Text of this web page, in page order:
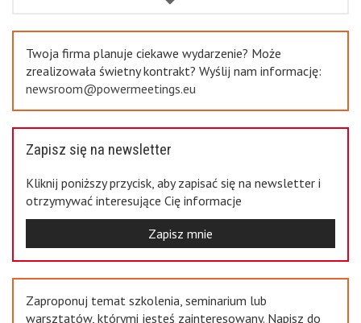
Twoja firma planuje ciekawe wydarzenie? Może
zrealizowała świetny kontrakt? Wyślij nam informację:
newsroom@powermeetings.eu
Zapisz się na newsletter
Kliknij poniższy przycisk, aby zapisać się na newsletter i
otrzymywać interesujące Cię informacje
Zapisz mnie
Zaproponuj temat szkolenia, seminarium lub
warsztatów, którymi jesteś zainteresowany. Napisz do